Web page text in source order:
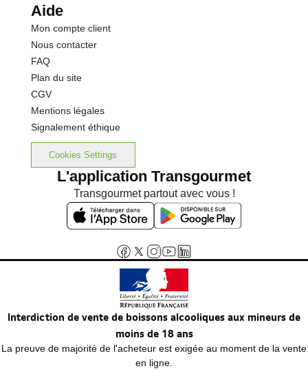
Aide
Mon compte client
Nous contacter
FAQ
Plan du site
CGV
Mentions légales
Signalement éthique
Cookies Settings
L'application Transgourmet
Transgourmet partout avec vous !
Interdiction de vente de boissons alcooliques aux mineurs de
moins de 18 ans
La preuve de majorité de l'acheteur est exigée au moment de la vente
en ligne.